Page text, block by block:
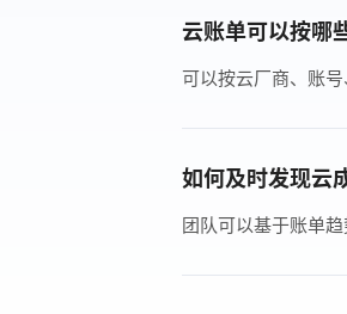
云账单可以按哪
可以按云厂商、账
如何及时发现云
团队可以基于账单